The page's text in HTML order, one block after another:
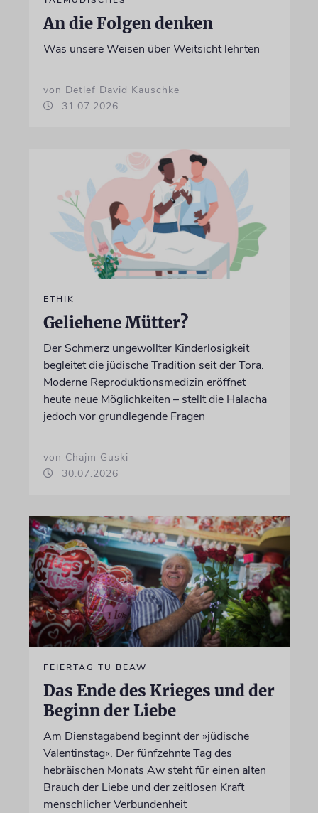
An die Folgen denken
Was unsere Weisen über Weitsicht lehrten
von Detlef David Kauschke
31.07.2026
ETHIK
Geliehene Mütter?
Der Schmerz ungewollter Kinderlosigkeit
begleitet die jüdische Tradition seit der Tora.
Moderne Reproduktionsmedizin eröffnet
heute neue Möglichkeiten – stellt die Halacha
jedoch vor grundlegende Fragen
von Chajm Guski
30.07.2026
FEIERTAG TU BEAW
Das Ende des Krieges und der
Beginn der Liebe
Am Dienstagabend beginnt der »jüdische
Valentinstag«. Der fünfzehnte Tag des
hebräischen Monats Aw steht für einen alten
Brauch der Liebe und der zeitlosen Kraft
menschlicher Verbundenheit